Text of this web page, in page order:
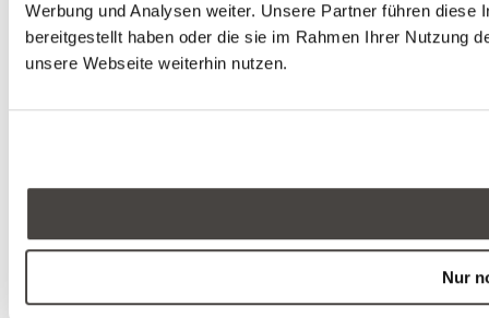
Werbung und Analysen weiter. Unsere Partner führen
bereitgestellt haben oder die sie im Rahmen Ihrer Nutzung
unsere Webseite weiterhin nutzen.
Nur